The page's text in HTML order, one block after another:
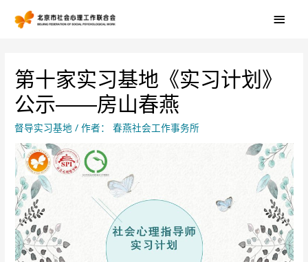
第十家实习基地《实习计划》
公示——房山春燕
督导实习基地 / 作者： 春燕社会工作事务所